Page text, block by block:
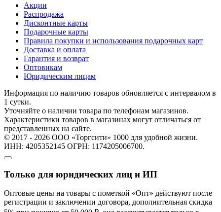
Акции
Распродажа
Дисконтные карты
Подарочные карты
Правила покупки и использования подарочных карт
Доставка и оплата
Гарантия и возврат
Оптовикам
Юридическим лицам
Информация по наличию товаров обновляется с интервалом в
1 сутки.
Уточняйте о наличии товара по телефонам магазинов.
Характеристики товаров в магазинах могут отличаться от
представленных на сайте.
© 2017 - 2026 ООО «Торгсити» 1000 для удобной жизни.
ИНН: 4205352145 ОГРН: 1174205006700.
Только для юридических лиц и ИП
Оптовые цены на товары с пометкой «Опт» действуют после
регистрации и заключении договора, дополнительная скидка